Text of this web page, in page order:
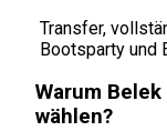
Transfer,
Bootsparty und
Warum
wählen?